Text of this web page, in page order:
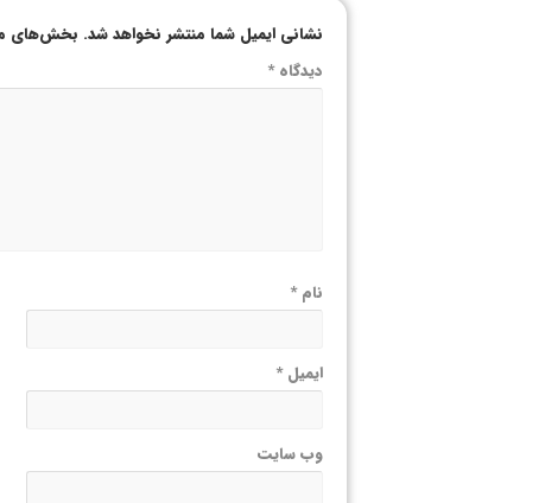
نشانی ایمیل شما منتشر نخواهد شد. بخش‌های
دیدگاه*
نام*
ایمیل*
وب‌ سایت